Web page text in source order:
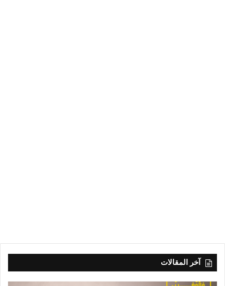
آخر المقالات